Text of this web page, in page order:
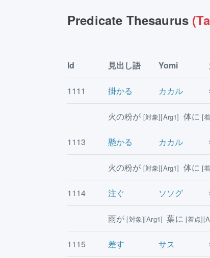
Predicate Thesaurus
Id 見出し語 Yomi
1111 掛かる カカル
火の粉が [対象][Arg1] 体に[
1113 懸かる カカル
火の粉が [対象][Arg1] 体に[
1114 注ぐ ソソグ
雨が[対象][Arg1] 葉に [着点
1115 差す サス